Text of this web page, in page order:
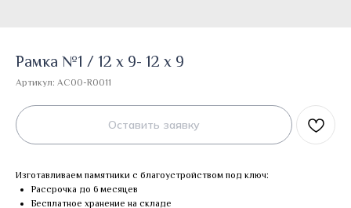
Рамка №1 / 12 х 9- 12 х 9
Артикул: AC00-R0011
Оставить заявку
Изготавливаем памятники с благоустройством под ключ:
Рассрочка до 6 месяцев
Бесплатное хранение на складе